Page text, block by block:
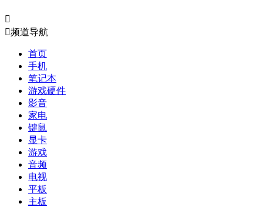

频道导航
首页
手机
笔记本
游戏硬件
影音
家电
键鼠
显卡
游戏
音频
电视
平板
主板